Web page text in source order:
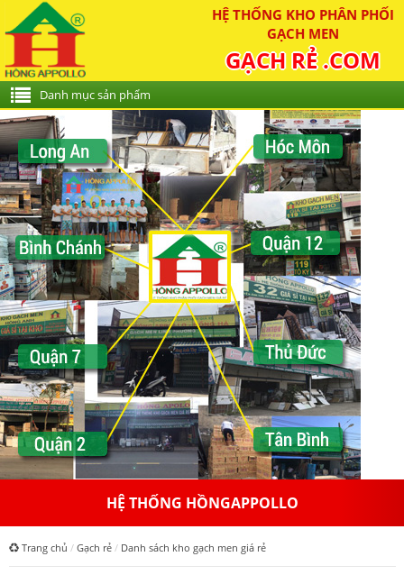
HỆ THỐNG KHO PHÂN PHỐI
GẠCH MEN
GẠCH RẺ .COM
Danh mục sản phẩm
HỆ THỐNG HỒNGAPPOLLO
Trang chủ Gạch rẻ Danh sách kho gạch men giá rẻ